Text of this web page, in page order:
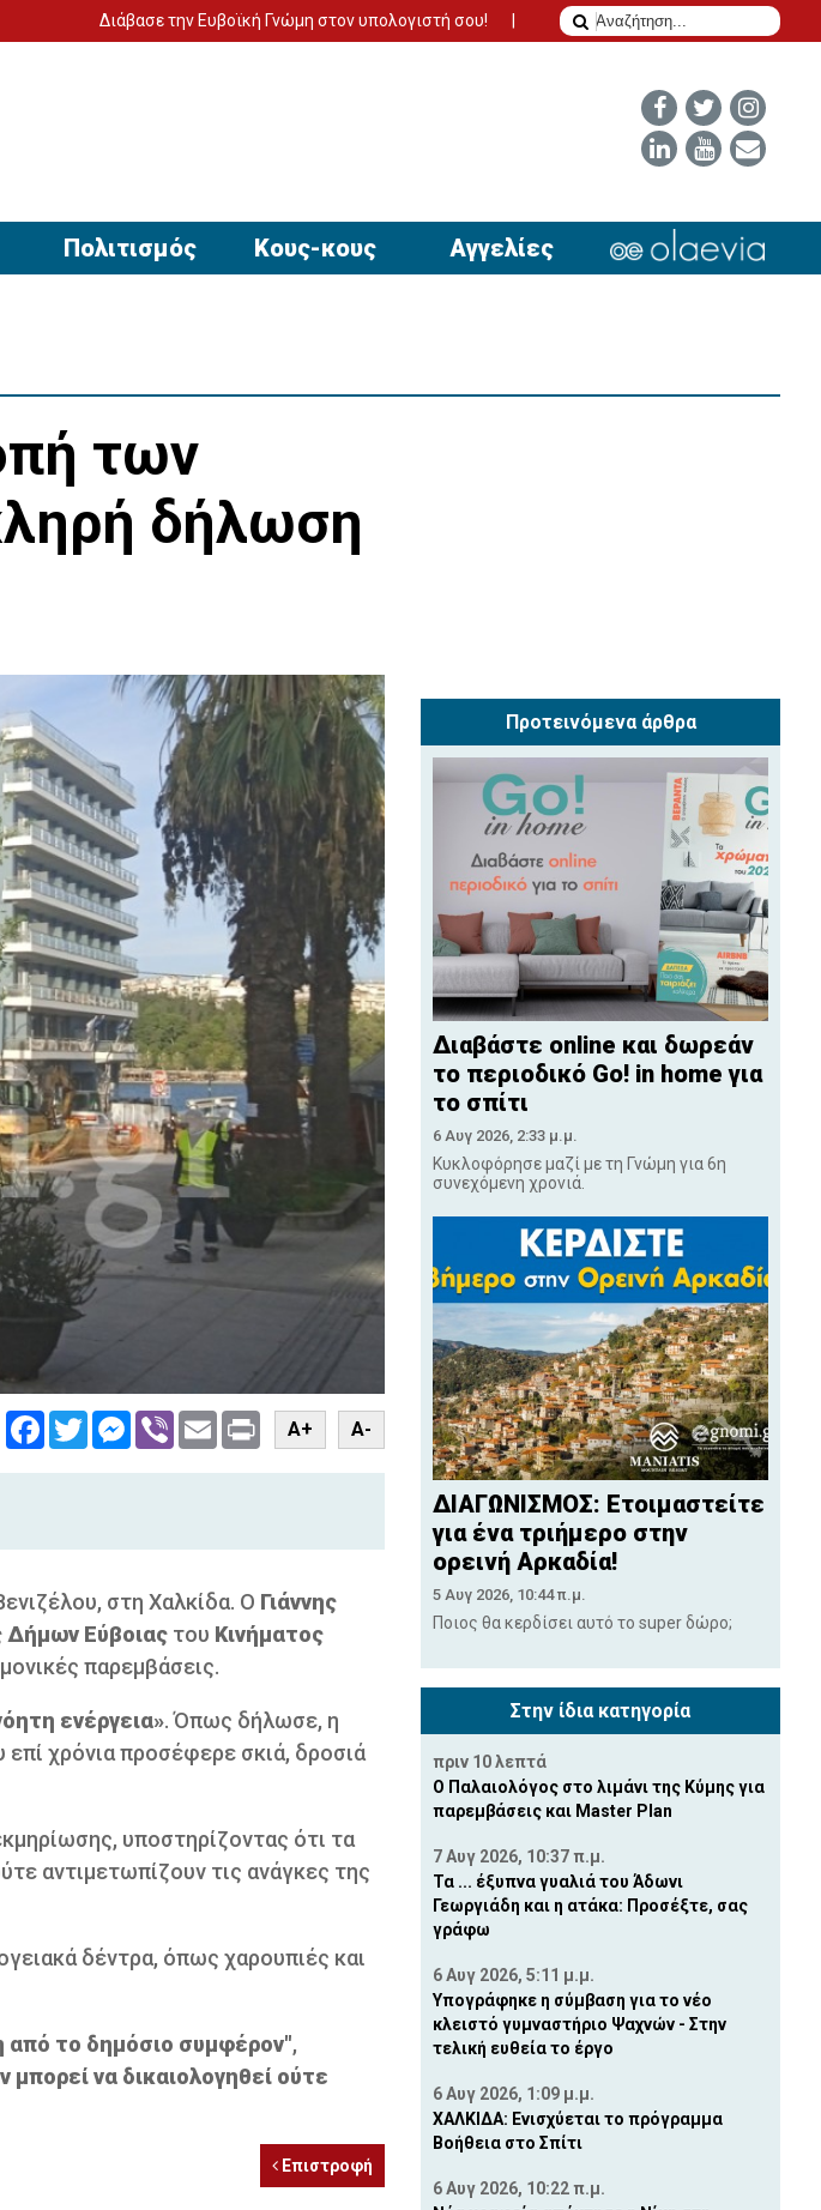
Διάβασε την Ευβοϊκή Γνώμη στον υπολογιστή σου! Το δίδυμο της επιτυχίας για να έχει απήχηση η
Πολιτισμός Κους-κους Αγγελίες
των
δήλωση
FacebookTwitterMessenger
Viber Email PrintA+ A-
στη Χαλκίδα. Ο Γιάννης
Εύβοιας του Κινήματος
παρεμβάσεις.
ενέργεια». Όπως δήλωσε, η
χρόνια προσέφερε σκιά, δροσιά
υποστηρίζοντας ότι τα
αντιμετωπίζουν τις ανάγκες της
δέντρα, όπως χαρουπιές και
από το δημόσιο συμφέρον",
να δικαιολογηθεί ούτε
Επιστροφή
Προτεινόμενα άρθρα
Διαβάστε online και δωρεάν
το περιοδικό Go! in home για
το σπίτι
6 Αυγ 2026, 2:33 μ.μ.
Κυκλοφόρησε μαζί με τη Γνώμη για 6η
συνεχόμενη χρονιά.
ΔΙΑΓΩΝΙΣΜΟΣ: Ετοιμαστείτε
για ένα τριήμερο στην
ορεινή Αρκαδία!
5 Αυγ 2026, 10:44 π.μ.
Ποιος θα κερδίσει αυτό το super δώρο;
Στην ίδια κατηγορία
πριν 10 λεπτά
Ο Παλαιολόγος στο λιμάνι της Κύμης για
παρεμβάσεις και Master Plan
7 Αυγ 2026, 10:37 π.μ.
Τα ... έξυπνα γυαλιά του Άδωνι
Γεωργιάδη και η ατάκα: Προσέξτε, σας
γράφω
6 Αυγ 2026, 5:11 μ.μ.
Υπογράφηκε η σύμβαση για το νέο
κλειστό γυμναστήριο Ψαχνών - Στην
τελική ευθεία το έργο
6 Αυγ 2026, 1:09 μ.μ.
ΧΑΛΚΙΔΑ: Ενισχύεται το πρόγραμμα
Βοήθεια στο Σπίτι
6 Αυγ 2026, 10:22 π.μ.